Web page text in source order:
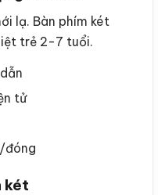
lạ. Bàn phím két
trẻ 2-7 tuổi.
tử
đóng
két